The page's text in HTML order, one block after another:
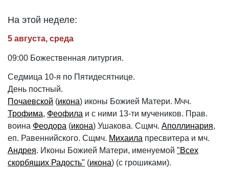
На этой неделе:
5 августа, среда
09:00 Божественная литургия.
Седмица 10-я по Пятидесятнице.
День постный.
Почаевской (икона) иконы Божией Матери. Мчч.
Трофима, Феофила и с ними 13-ти мучеников. Прав.
воина Феодора (икона) Ушакова. Сщмч. Аполлинария,
еп. Равеннийского. Сщмч. Михаила пресвитера и мч.
Андрея. Иконы Божией Матери, именуемой "Всех
скорбящих Радость" (икона) (с грошиками).